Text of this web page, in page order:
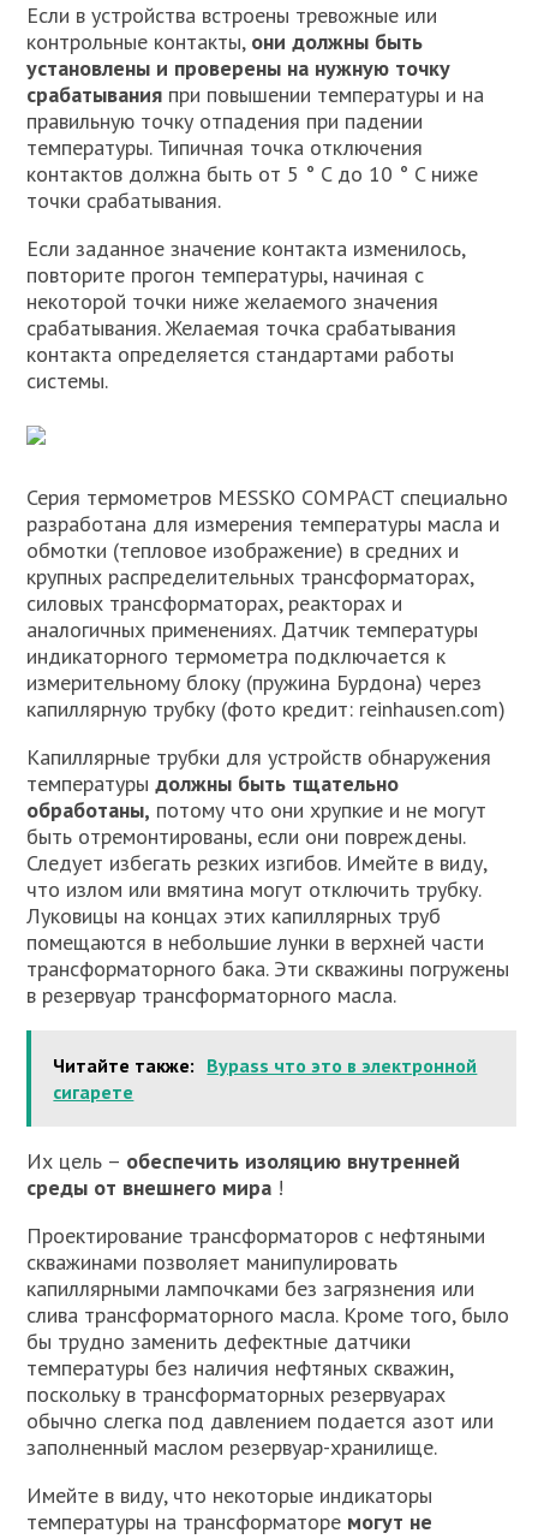
Если в устройства встроены тревожные или
контрольные контакты, они должны быть
установлены и проверены на нужную точку
срабатывания при повышении температуры и на
правильную точку отпадения при падении
температуры. Типичная точка отключения
контактов должна быть от 5 ° C до 10 ° C ниже
точки срабатывания.
Если заданное значение контакта изменилось,
повторите прогон температуры, начиная с
некоторой точки ниже желаемого значения
срабатывания. Желаемая точка срабатывания
контакта определяется стандартами работы
системы.
Серия термометров MESSKO COMPACT специально
разработана для измерения температуры масла и
обмотки (тепловое изображение) в средних и
крупных распределительных трансформаторах,
силовых трансформаторах, реакторах и
аналогичных применениях. Датчик температуры
индикаторного термометра подключается к
измерительному блоку (пружина Бурдона) через
капиллярную трубку (фото кредит: reinhausen.com)
Капиллярные трубки для устройств обнаружения
температурыдолжны быть тщательно
обработаны, потому что они хрупкие и не могут
быть отремонтированы, если они повреждены.
Следует избегать резких изгибов. Имейте в виду,
что излом или вмятина могут отключить трубку.
Луковицы на концах этих капиллярных труб
помещаются в небольшие лунки в верхней части
трансформаторного бака. Эти скважины погружены
в резервуар трансформаторного масла.
Читайте также: Bypass что это в электронной
сигарете
Их цель – обеспечить изоляцию внутренней
среды от внешнего мира !
Проектирование трансформаторов с нефтяными
скважинами позволяет манипулировать
капиллярными лампочками без загрязнения или
слива трансформаторного масла. Кроме того, было
бы трудно заменить дефектные датчики
температуры без наличия нефтяных скважин,
поскольку в трансформаторных резервуарах
обычно слегка под давлением подается азот или
заполненный маслом резервуар-хранилище.
Имейте в виду, что некоторые индикаторы
температуры на трансформаторе могут не